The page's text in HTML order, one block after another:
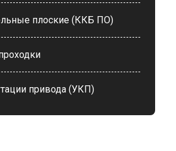
плоские (ККБ ПО)
привода (УКП)